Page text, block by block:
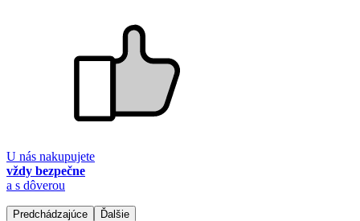
U nás nakupujete
vždy bezpečne
a s dôverou
Predchádzajúce Ďalšie